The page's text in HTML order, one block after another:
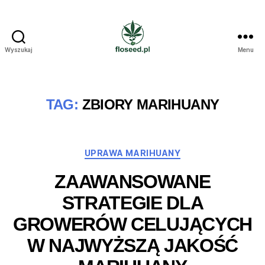
Wyszukaj Menu
TAG: ZBIORY MARIHUANY
Kategorie
UPRAWA MARIHUANY
ZAAWANSOWANE
STRATEGIE DLA
GROWERÓW CELUJĄCYCH
W NAJWYŻSZĄ JAKOŚĆ